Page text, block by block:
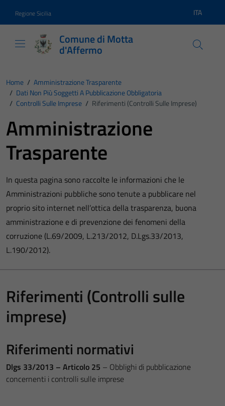
Regione Sicilia Lingua
ITA
Comune di Motta
d'Affermo
Home / Amministrazione Trasparente
/ Dati Non Più Soggetti A Pubblicazione Obbligatoria
/ Controlli Sulle Imprese / Riferimenti (Controlli Sulle Imprese)
Amministrazione
Trasparente
In questa pagina sono raccolte le informazioni che le
Amministrazioni pubbliche sono tenute a pubblicare nel
proprio sito internet nell’ottica della trasparenza, buona
amministrazione e di prevenzione dei fenomeni della
corruzione (L.69/2009, L.213/2012, D.Lgs.33/2013,
L.190/2012).
Riferimenti (Controlli sulle
imprese)
Riferimenti normativi
Dlgs 33/2013 – Articolo 25 – Obblighi di pubblicazione
concernenti i controlli sulle imprese